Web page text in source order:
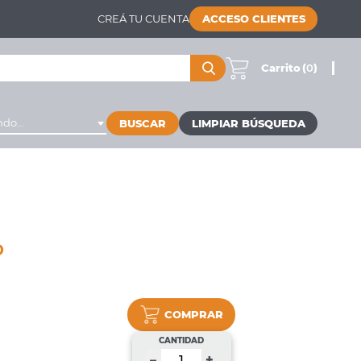
CREÁ TU CUENTA ACCESO CLIENTES
Carrito (0)
BUSCAR
COMPRAR
CANTIDAD